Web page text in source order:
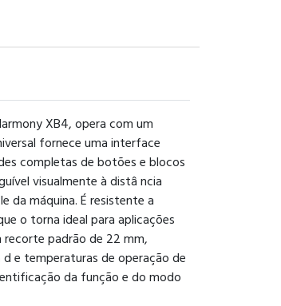
XB4, opera com um
fornece uma interface
completas de botões e blocos
visualmente à distâ ncia
da máquina. É resistente a
o torna ideal para aplicações
recorte padrão de 22 mm,
e temperaturas de operação de
da função e do modo